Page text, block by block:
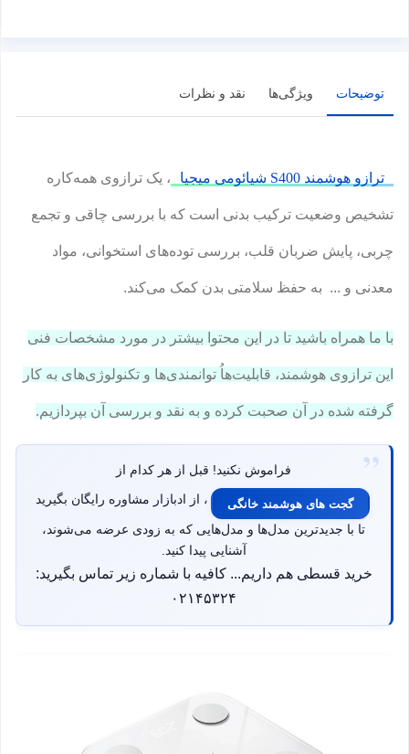
توضیحات ویژگی‌ها نقد و نظرات
ترازو هوشمند S400 شیائومی میجیا ، یک ترازوی همه‌کاره
تشخیص وضعیت ترکیب بدنی است که با بررسی چاقی و تجمع
چربی، پایش ضربان قلب، بررسی توده‌های استخوانی، مواد
معدنی و ... به حفظ سلامتی بدن کمک می‌کند.
با ما همراه باشید تا در این محتوا بیشتر در مورد مشخصات فنی
این ترازوی هوشمند، قابلیت‌هاُ توانمندی‌ها و تکنولوژی‌های به کار
گرفته شده در آن صحبت کرده و به نقد و بررسی آن بپردازیم.
فراموش نکنید! قبل از هر کدام از
گجت های هوشمند خانگی ، از ادبازار مشاوره رایگان بگیرید
تا با جدیدترین مدل‌ها و مدل‌هایی که به زودی عرضه می‌شوند،
آشنایی پیدا کنید.
خرید قسطی هم داریم... کافیه با شماره زیر تماس بگیرید:
۰۲۱۴۵۳۲۴